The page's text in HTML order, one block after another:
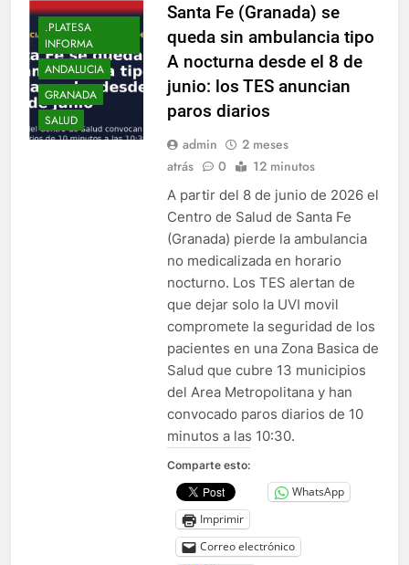
.PLATESA
INFORMA
ANDALUCIA
GRANADA
SALUD
Santa Fe (Granada) se
queda sin ambulancia tipo
A nocturna desde el 8 de
junio: los TES anuncian
paros diarios
admin
2 meses
atrás
0 12 minutos
A partir del 8 de junio de 2026 el
Centro de Salud de Santa Fe
(Granada) pierde la ambulancia
no medicalizada en horario
nocturno. Los TES alertan de
que dejar solo la UVI movil
compromete la seguridad de los
pacientes en una Zona Basica de
Salud que cubre 13 municipios
del Area Metropolitana y han
convocado paros diarios de 10
minutos a las 10:30.
Comparte esto:
WhatsApp
Imprimir
Correo electrónico